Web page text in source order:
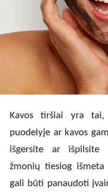
Kavos tiršiai yra
puodelyje ar kavos
išgersite ar išpilsite
žmonių tiesiog
gali būti panaudoti